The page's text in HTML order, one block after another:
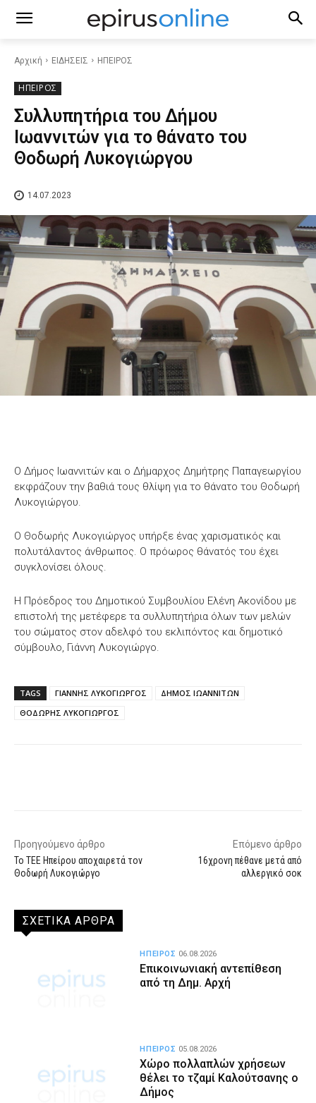
Αρχική ΕΙΔΗΣΕΙΣ ΗΠΕΙΡΟΣ
ΗΠΕΙΡΟΣ
Συλλυπητήρια του Δήμου
Ιωαννιτών για το θάνατο του
Θοδωρή Λυκογιώργου
14.07.2023
Ο Δήμος Ιωαννιτών και ο Δήμαρχος Δημήτρης Παπαγεωργίου
εκφράζουν την βαθιά τους θλίψη για το θάνατο του Θοδωρή
Λυκογιώργου.
Ο Θοδωρής Λυκογιώργος υπήρξε ένας χαρισματικός και
πολυτάλαντος άνθρωπος. Ο πρόωρος θάνατός του έχει
συγκλονίσει όλους.
Η Πρόεδρος του Δημοτικού Συμβουλίου Ελένη Ακονίδου με
επιστολή της μετέφερε τα συλλυπητήρια όλων των μελών
του σώματος στον αδελφό του εκλιπόντος και δημοτικό
σύμβουλο, Γιάννη Λυκογιώργο.
TAGS ΓΙΑΝΝΗΣ ΛΥΚΟΓΙΩΡΓΟΣ
ΔΗΜΟΣ ΙΩΑΝΝΙΤΩΝ
ΘΟΔΩΡΗΣ ΛΥΚΟΓΙΩΡΓΟΣ
Προηγούμενο άρθρο
Το ΤΕΕ Ηπείρου αποχαιρετά τον
Θοδωρή Λυκογιώργο
Επόμενο άρθρο
16χρονη πέθανε μετά από
αλλεργικό σοκ
ΣΧΕΤΙΚΑ ΑΡΘΡΑ
Επικοινωνιακή αντεπίθεση
από τη Δημ. Αρχή
ΗΠΕΙΡΟΣ 06.08.2026
Χώρο πολλαπλών χρήσεων
θέλει το τζαμί Καλούτσανης ο
Δήμος
ΗΠΕΙΡΟΣ 05.08.2026